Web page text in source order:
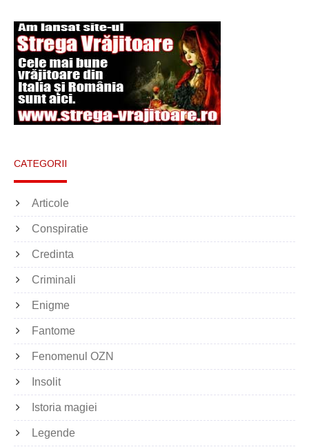
CATEGORII
Articole
Conspiratie
Credinta
Criminali
Enigme
Fantome
Fenomenul OZN
Insolit
Istoria magiei
Legende